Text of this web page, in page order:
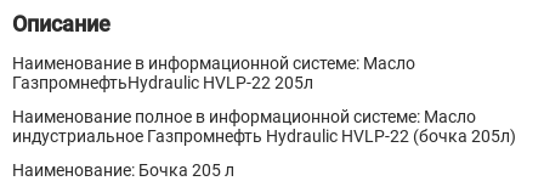
Описание
Наименование в информационной системе: Масло
ГазпромнефтьHydraulic HVLP-22 205л
Наименование полное в информационной системе: Масло
индустриальное Газпромнефть Hydraulic HVLP-22 (бочка 205л)
Наименование: Бочка 205 л